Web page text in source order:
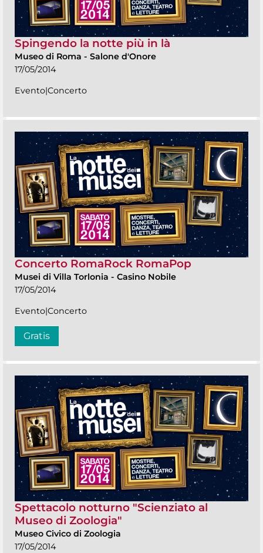
Spingendo la notte più in là
Museo di Roma - Salone d'Onore
17/05/2014
Evento|Concerto
Concerto RomaRock RomaPop
Musei di Villa Torlonia - Casino Nobile
17/05/2014
Evento|Concerto
Gratis
Spettacolo notturno "Scienziato al
Museo di Zoologia"
Museo Civico di Zoologia
17/05/2014